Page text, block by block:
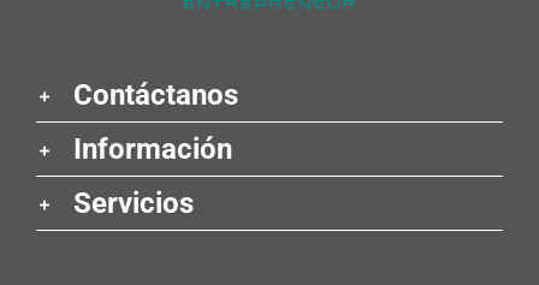
Contáctanos
Información
Servicios